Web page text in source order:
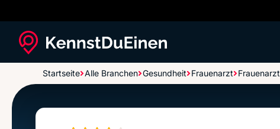
Startseite Alle Branchen Gesundheit Frauenarzt
Albers-Mankel Claudia Dr.med. Frauenärztin